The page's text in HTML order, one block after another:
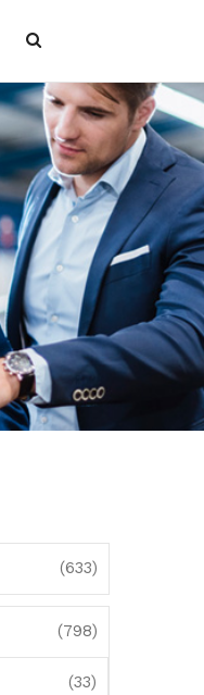
(633)
(798)
(33)